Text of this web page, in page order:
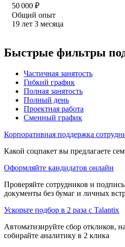
50 000 ₽
Общий опыт
19 лет 3 месяца
Быстрые фильтры
Частичная занятость
Гибкий график
Полная занятость
Полный день
Проектная работа
Сменный график
Корпоративная поддержка
Какой соцпакет вы предлагаете
Оформляйте кандидатов онлайн
Проверяйте сотрудников и
документы без бумаг и личных
Ускорьте подбор в 2 раза с Talantix
Автоматизируйте сбор откликов,
собирайте аналитику в 2 клика